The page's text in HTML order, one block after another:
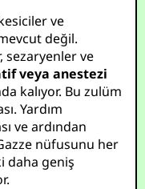
ve
değil.
sezaryenler ve
veya anestezi
kalıyor. Bu zulüm
Yardım
ve ardından
nüfusunu her
daha geniş